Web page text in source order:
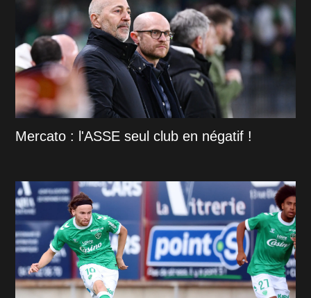
Mercato : l'ASSE seul club en négatif !